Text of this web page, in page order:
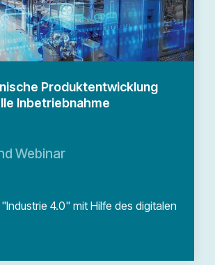
Produktentwicklung
Inbetriebnahme
Webinar
4.0" mit Hilfe des digitalen